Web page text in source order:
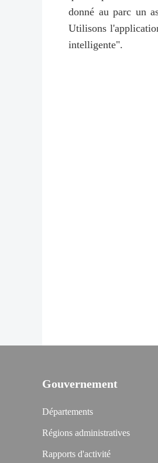
donné au parc un
Utilisons
intelligente".
Gouvernement
Départements
Régions administratives
Rapports d'activité